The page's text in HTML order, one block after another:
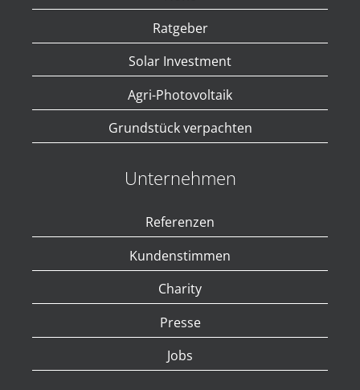
Ratgeber
Solar Investment
Agri-Photovoltaik
Grundstück verpachten
Unternehmen
Referenzen
Kundenstimmen
Charity
Presse
Jobs